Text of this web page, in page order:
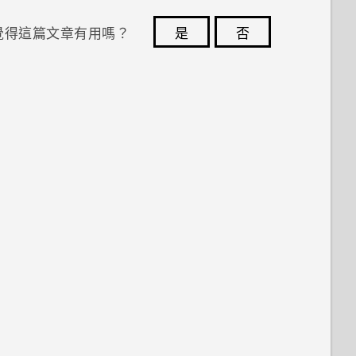
得這篇文章有用嗎？ 是
否